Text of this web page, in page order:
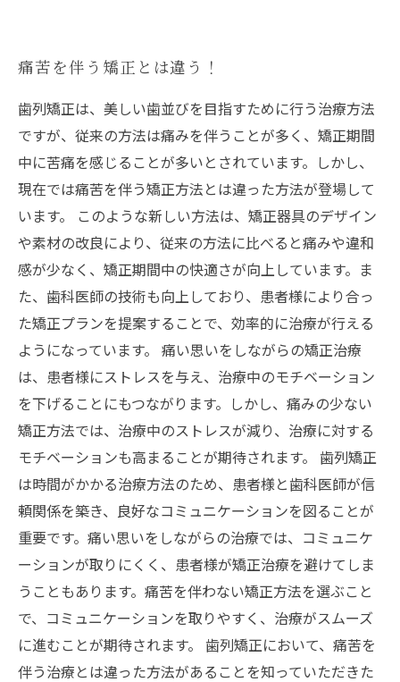
痛苦を伴う矯正とは違う！
歯列矯正は、美しい歯並びを目指すために行う治療方法
ですが、従来の方法は痛みを伴うことが多く、矯正期間
中に苦痛を感じることが多いとされています。しかし、
現在では痛苦を伴う矯正方法とは違った方法が登場して
います。 このような新しい方法は、矯正器具のデザイン
や素材の改良により、従来の方法に比べると痛みや違和
感が少なく、矯正期間中の快適さが向上しています。ま
た、歯科医師の技術も向上しており、患者様により合っ
た矯正プランを提案することで、効率的に治療が行える
ようになっています。 痛い思いをしながらの矯正治療
は、患者様にストレスを与え、治療中のモチベーション
を下げることにもつながります。しかし、痛みの少ない
矯正方法では、治療中のストレスが減り、治療に対する
モチベーションも高まることが期待されます。 歯列矯正
は時間がかかる治療方法のため、患者様と歯科医師が信
頼関係を築き、良好なコミュニケーションを図ることが
重要です。痛い思いをしながらの治療では、コミュニケ
ーションが取りにくく、患者様が矯正治療を避けてしま
うこともあります。痛苦を伴わない矯正方法を選ぶこと
で、コミュニケーションを取りやすく、治療がスムーズ
に進むことが期待されます。 歯列矯正において、痛苦を
伴う治療とは違った方法があることを知っていただきた